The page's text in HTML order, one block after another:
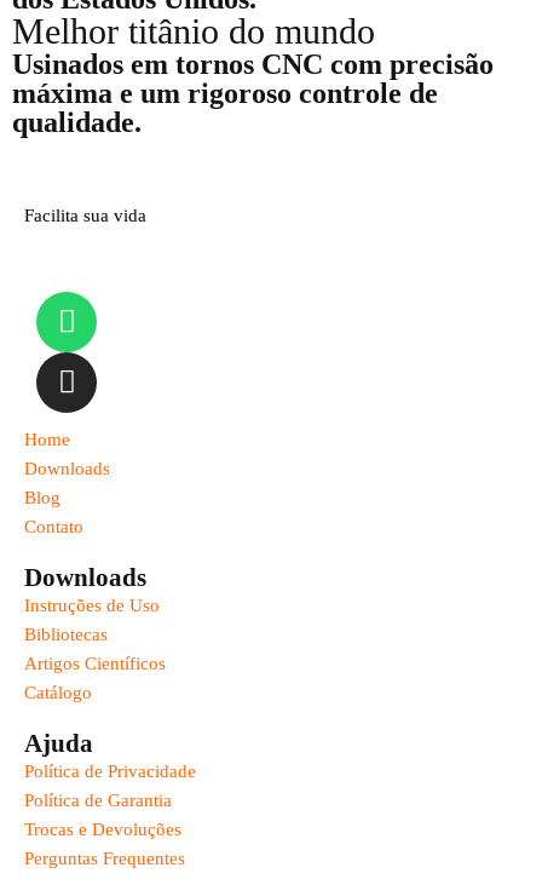
Melhor titânio do mundo
Usinados em tornos CNC com precisão
máxima e um rigoroso controle de
qualidade.
Facilita sua vida
Home
Downloads
Blog
Contato
Downloads
Instruções de Uso
Bibliotecas
Artigos Científicos
Catálogo
Ajuda
Política de Privacidade
Política de Garantia
Trocas e Devoluções
Perguntas Frequentes